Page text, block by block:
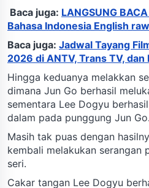
Baca juga: LANGSUNG
Bahasa Indonesia English raw
Baca juga: Jadwal Tayang
2026 di ANTV, Trans TV, dan
Hingga keduanya melakkan
dimana Jun Go berhasil
sementara Lee Dogyu
dalam pada punggung Jun Go.
Masih tak puas dengan
kembali melakukan serangan
seri.
Cakar tangan Lee Dogyu